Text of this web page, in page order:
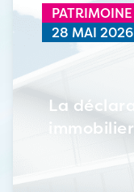
PATRIMOINE
28 MAI 2026
La